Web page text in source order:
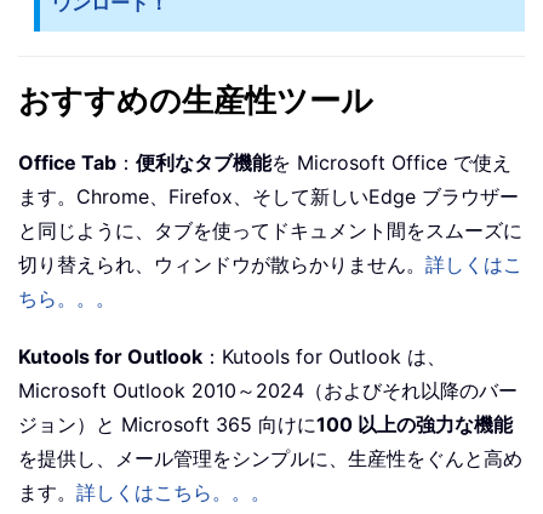
おすすめの生産性ツール
Office Tab ： 便利なタブ機能を Microsoft Office で使え
ます。Chrome、Firefox、そして新しいEdge ブラウザー
と同じように、タブを使ってドキュメント間をスムーズに
切り替えられ、ウィンドウが散らかりません。 詳しくはこ
ちら。。。
Kutools for Outlook ：Kutools for Outlook は、
Microsoft Outlook 2010～2024（およびそれ以降のバー
ジョン）と Microsoft 365 向けに100 以上の強力な機能
を提供し、メール管理をシンプルに、生産性をぐんと高め
ます。 詳しくはこちら。。。